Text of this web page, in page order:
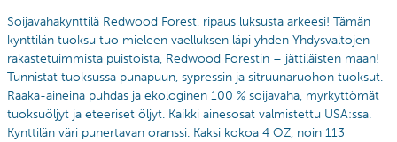
Soijavahakynttilä Redwood Forest, ripaus luksusta arkeesi! Tämän
kynttilän tuoksu tuo mieleen vaelluksen läpi yhden Yhdysvaltojen
rakastetuimmista puistoista, Redwood Forestin – jättiläisten maan!
Tunnistat tuoksussa punapuun, sypressin ja sitruunaruohon tuoksut.
Raaka-aineina puhdas ja ekologinen 100 % soijavaha, myrkyttömät
tuoksuöljyt ja eteeriset öljyt. Kaikki ainesosat valmistettu USA:ssa.
Kynttilän väri punertavan oranssi. Kaksi kokoa 4 OZ, noin 113